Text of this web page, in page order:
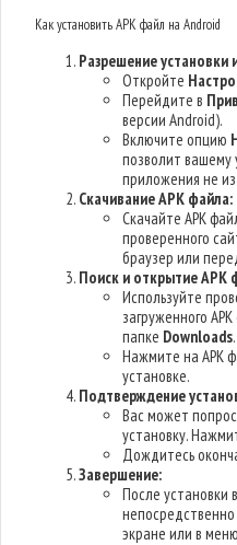
Как установить APK файл на Android
Разрешение установки
Откройте
Перейдите в
версии Android).
Включите опцию
позволит вашему
приложения не из
Скачивание APK файла:
Скачайте APK
проверенного
браузер или
Поиск и открытие APK
Используйте
загруженного
папке Downloads.
Нажмите на APK
установке.
Подтверждение
Вас может
установку.
Дождитесь
Завершение:
После установки
экране или в